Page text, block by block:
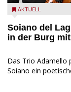
Trio Adamello
AKTUELL
Soiano del
in der Burg
Das Trio Adamello
Soiano ein